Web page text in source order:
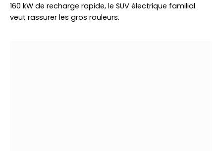
160 kW de recharge rapide, le SUV électrique familial
veut rassurer les gros rouleurs.